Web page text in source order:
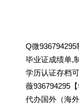
Q微
毕业证成绩单,
学历认证存档
薇936794295
代办国外（海